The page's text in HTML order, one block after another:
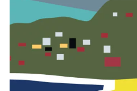
aujourd’hui, je me lève pour te
ME26 MARS Centre